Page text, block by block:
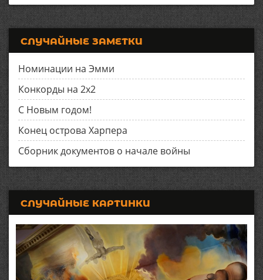
СЛУЧАЙНЫЕ ЗАМЕТКИ
Номинации на Эмми
Конкорды на 2x2
С Новым годом!
Конец острова Харпера
Сборник документов о начале войны
СЛУЧАЙНЫЕ КАРТИНКИ